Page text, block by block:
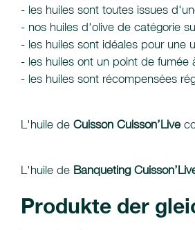
- les huiles sont toutes issues
- nos huiles d'olive de catégorie
- les huiles sont idéales pour une
- les huiles ont un point de fumée
- les huiles sont récompensées
L'huile de Cuisson Cuisson’Live
L'huile de Banqueting
Produkte der